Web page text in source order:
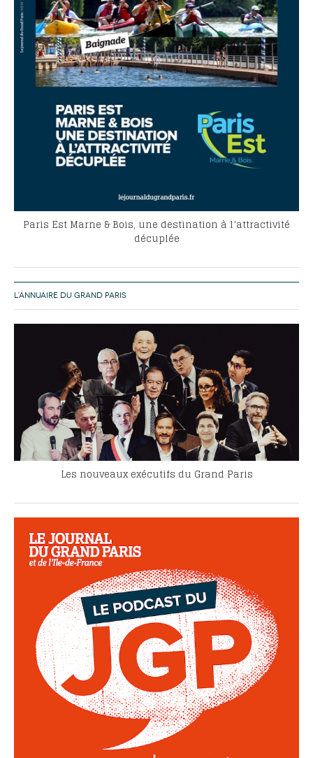
Paris Est Marne & Bois, une destination à l’attractivité
décuplée
L’ANNUAIRE DU GRAND PARIS
Les nouveaux exécutifs du Grand Paris